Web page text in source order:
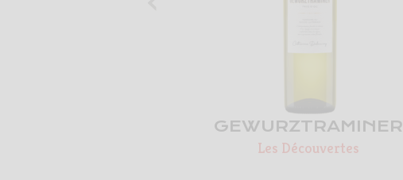
GEWURZTRAMINER
Les Découvertes